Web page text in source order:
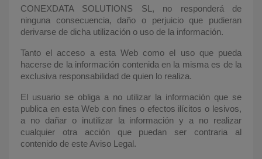
CONEXDATA SOLUTIONS SL, no responderá de
ninguna consecuencia, daño o perjuicio que pudieran
derivarse de dicha utilización o uso de la información.
Tanto el acceso a esta Web como el uso que pueda
hacerse de la información contenida en la misma es de la
exclusiva responsabilidad de quien lo realiza.
El usuario se obliga a no utilizar la información que se
publica en esta Web con fines o efectos ilícitos o lesivos,
a no dañar o inutilizar la información y a no realizar
cualquier otra acción que puedan ser contraria al
contenido de este Aviso Legal.